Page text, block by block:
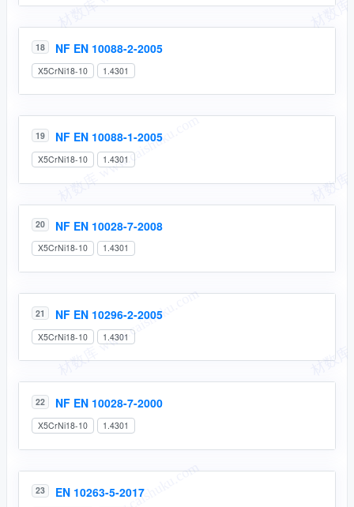
18 NF EN 10088-2-2005
X5CrNi18-10 1.4301
19 NF EN 10088-1-2005
X5CrNi18-10 1.4301
20 NF EN 10028-7-2008
X5CrNi18-10 1.4301
21 NF EN 10296-2-2005
X5CrNi18-10 1.4301
22 NF EN 10028-7-2000
X5CrNi18-10 1.4301
23 EN 10263-5-2017